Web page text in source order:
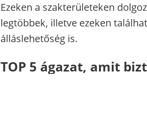
Ezeken a szakterületeken
legtöbbek, illetve ezeken
álláslehetőség is.
TOP 5 ágazat, amit